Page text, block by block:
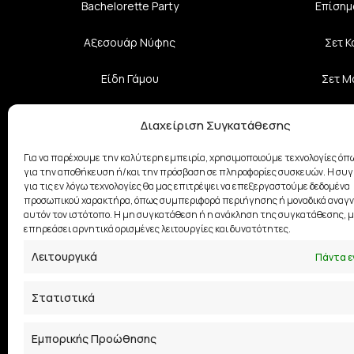
Διαχείριση Συγκατάθεσης
Για να παρέχουμε την καλύτερη εμπειρία, χρησιμοποιούμε τεχνολογίες
για την αποθήκευση ή/και την πρόσβαση σε πληροφορίες συσκευών. Η
για τις εν λόγω τεχνολογίες θα μας επιτρέψει να επεξεργαστούμε δεδομένα
προσωπικού χαρακτήρα, όπως συμπεριφορά περιήγησης ή μοναδικά
αυτόν τον ιστότοπο. Η μη συγκατάθεση ή η ανάκληση της συγκατάθεσης,
επηρεάσει αρνητικά ορισμένες λειτουργίες και δυνατότητες.
Λειτουργικά Πάντα
Στατιστικά
Εμπορικής Προώθησης
Bachelorette Party
Αξεσουάρ Νύφης
Είδη Γάμου
Κοσμήματα
Βαπτιστικά Ρούχα
Φούστες
Σετ
Σετ